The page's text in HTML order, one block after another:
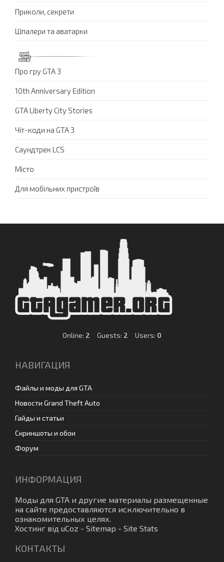
Приколи, секрети
Шпалери та аватарки
Про гру GTA 3
10th Anniversary Edition
GTA Liberty City Stories
Чіт-коди на GTA 3
Саундтрек LCS
Місто
Для мобільних пристроїв
Online: 2 Guests: 2 Users: 0
НАВИГАЦИЯ
Файлы и моды для GTA
Новости Grand Theft Auto
Гайды и статьи
Скриншоты и обои
Форум
ИНФОРМАЦИЯ
Моды для GTA и другие материалы размещенные
на сайте предоставляются исключительно в
ознакомительных целях.
Хостинг від uCoz - Sitemap - Site Stats
КОНТАКТЫ